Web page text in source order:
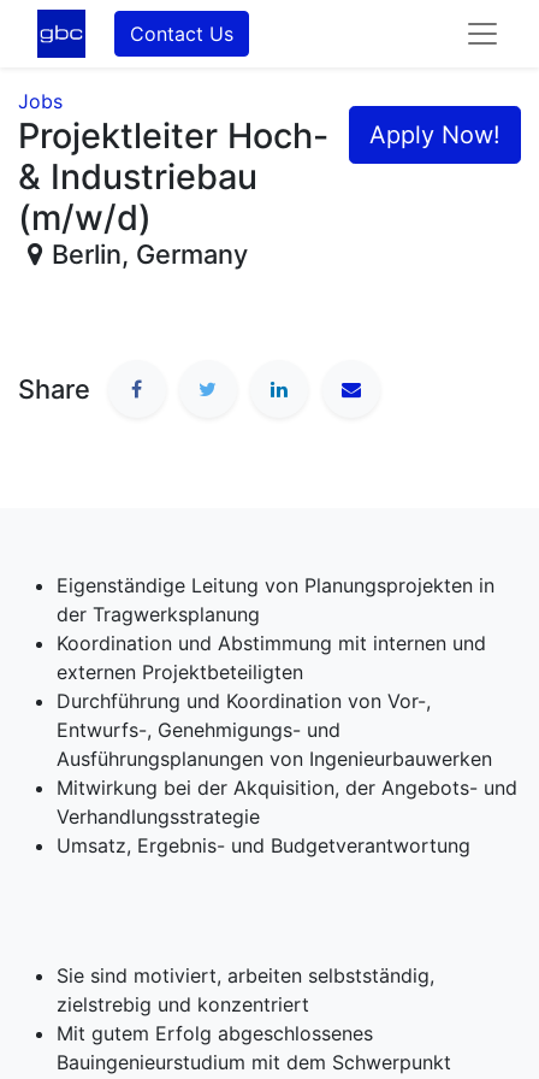
Contact Us
Apply Now!
Jobs
Projektleiter Hoch-
& Industriebau
(m/w/d)
Berlin, Germany
Share
Eigenständige Leitung von Planungsprojekten in
der Tragwerksplanung
Koordination und Abstimmung mit internen und
externen Projektbeteiligten
Durchführung und Koordination von Vor-,
Entwurfs-, Genehmigungs- und
Ausführungsplanungen von Ingenieurbauwerken
Mitwirkung bei der Akquisition, der Angebots- und
Verhandlungsstrategie
Umsatz, Ergebnis- und Budgetverantwortung
Sie sind motiviert, arbeiten selbstständig,
zielstrebig und konzentriert
Mit gutem Erfolg abgeschlossenes
Bauingenieurstudium mit dem Schwerpunkt